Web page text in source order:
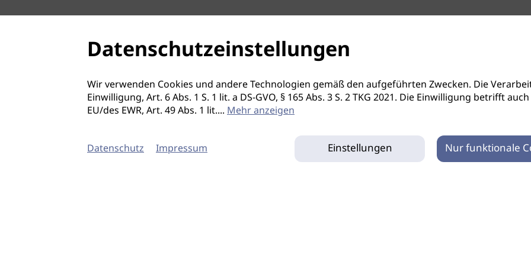
Datenschutzeinstellungen
Wir verwenden Cookies und andere Technologien gemäß den aufgeführten Zwecken. Die
Einwilligung, Art. 6 Abs. 1 S. 1 lit. a DS-GVO, § 165 Abs. 3 S. 2 TKG 2021. Die Einwilligung betrifft
EU/des EWR, Art. 49 Abs. 1 lit.... Mehr anzeigen
Datenschutz Impressum Einstellungen Nur funktionale